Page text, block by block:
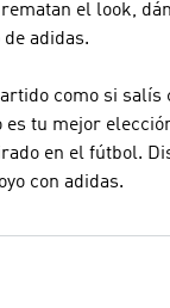
el look,
adidas.
como si salís
es tu mejor
en el fútbol.
con adidas.